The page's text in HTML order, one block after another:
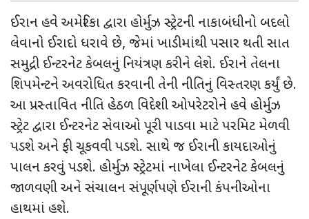
ઈરાન હવે અમેરિકા દ્વારા હોર્મુઝ સ્ટ્રેટની નાકાબંધીનો બદલો
લેવાનો ઈરાદો ધરાવે છે, જેમાં ખાડીમાંથી પસાર થતી સાત
સમુદ્રી ઈન્ટરનેટ કેબલનું નિયંત્રણ કરીને લેશે. ઈરાને તેલના
શિપમેન્ટને અવરોધિત કરવાની તેની નીતિનું વિસ્તરણ કર્યું છે.
આ પ્રસ્તાવિત નીતિ હેઠળ વિદેશી ઓપરેટરોને હવે હોર્મુઝ
સ્ટ્રેટ દ્વારા ઈન્ટરનેટ સેવાઓ પૂરી પાડવા માટે પરમિટ મેળવી
પડશે અને ફી ચૂકવવી પડશે. સાથે જ ઈરાની કાયદાઓનું
પાલન કરવું પડશે. હોર્મુઝ સ્ટ્રેટમાં નાખેલા ઈન્ટરનેટ કેબલનું
જાળવણી અને સંચાલન સંપૂર્ણપણે ઈરાની કંપનીઓના
હાથમાં હશે.